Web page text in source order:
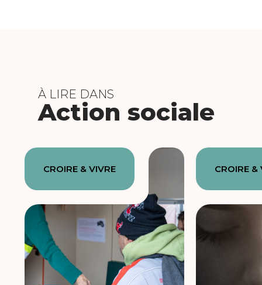
À LIRE DANS
Action sociale
CROIRE & VIVRE CROIRE &